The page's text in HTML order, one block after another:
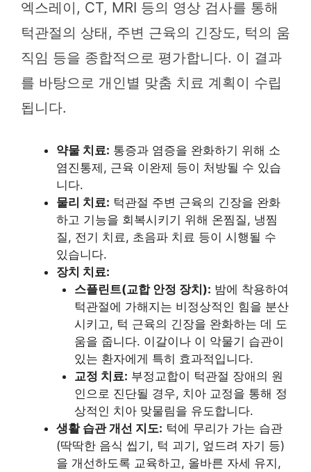
엑스레이, CT, MRI 등의 영상 검사를 통해
턱관절의 상태, 주변 근육의 긴장도, 턱의 움
직임 등을 종합적으로 평가합니다. 이 결과
를 바탕으로 개인별 맞춤 치료 계획이 수립
됩니다.
약물 치료: 통증과 염증을 완화하기 위해 소
염진통제, 근육 이완제 등이 처방될 수 있습
니다.
물리 치료: 턱관절 주변 근육의 긴장을 완화
하고 기능을 회복시키기 위해 온찜질, 냉찜
질, 전기 치료, 초음파 치료 등이 시행될 수
있습니다.
장치 치료:
스플린트(교합 안정 장치): 밤에 착용하여
턱관절에 가해지는 비정상적인 힘을 분산
시키고, 턱 근육의 긴장을 완화하는 데 도
움을 줍니다. 이갈이나 이 악물기 습관이
있는 환자에게 특히 효과적입니다.
교정 치료: 부정교합이 턱관절 장애의 원
인으로 진단될 경우, 치아 교정을 통해 정
상적인 치아 맞물림을 유도합니다.
생활 습관 개선 지도: 턱에 무리가 가는 습관
(딱딱한 음식 씹기, 턱 괴기, 엎드려 자기 등)
을 개선하도록 교육하고, 올바른 자세 유지,